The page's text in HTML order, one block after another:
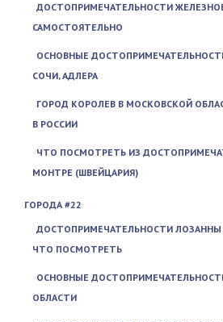
ДОСТОПРИМЕЧАТЕЛЬНОСТИ
САМОСТОЯТЕЛЬНО
ОСНОВНЫЕ
СОЧИ, АДЛЕРА
ГОРОД КОРОЛЕВ В МОСКОВСКОЙ
В РОССИИ
ЧТО ПОСМОТРЕТЬ ИЗ
МОНТРЕ (ШВЕЙЦАРИЯ)
ГОРОДА #22
ДОСТОПРИМЕЧАТЕЛЬНОСТИ ЛОЗАННЫ
ЧТО ПОСМОТРЕТЬ
ОСНОВНЫЕ
ОБЛАСТИ